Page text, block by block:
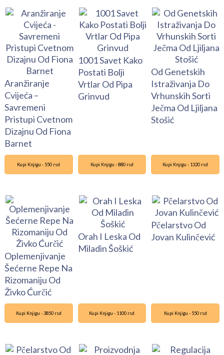
Aranžiranje
Cvijeća –
Savremeni
Pristupi Cvetnom
Dizajnu Od Fiona
Barnet
1001 Savet Kako
Postati Bolji
Vrtlar Od Pipa
Grinvud
Od Genetskih
Istraživanja Do
Vrhunskih Sorti
Ječma Od Ljiljana
Stošić
Kupi Knjigu - 550 rsd
Oplemenjivanje
Šećerne Repe Na
Rizomaniju Od
Živko Ćurčić
Kupi Knjigu - 880 rsd
Orah I Leska Od
Miladin Šoškić
Kupi Knjigu - 1320 rsd
Pčelarstvo Od
Jovan Kulinčević
Kupi Knjigu - 3850 rsd Kupi Knjigu - 1100 rsd Kupi Knjigu - 550 rsd